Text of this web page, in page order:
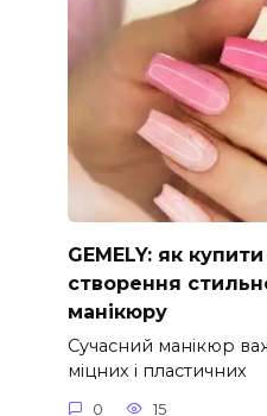
GEMELY: як
створення
манікюру
Сучасний манікюр
міцних і пластичних
0 15